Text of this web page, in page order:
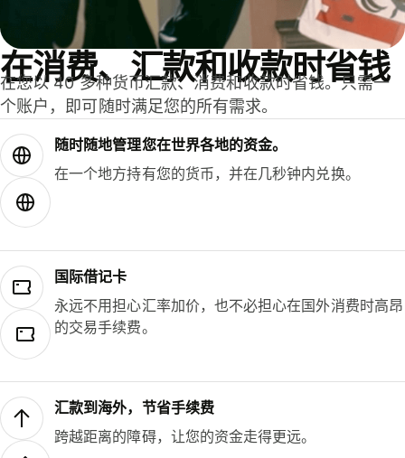
在消费、汇款和收款时省钱
在您以 40 多种货币汇款、消费和收款时省钱。只需一
个账户，即可随时满足您的所有需求。
随时随地管理您在世界各地的资金。
在一个地方持有您的货币，并在几秒钟内兑换。
国际借记卡
永远不用担心汇率加价，也不必担心在国外消费时高昂
的交易手续费。
汇款到海外，节省手续费
跨越距离的障碍，让您的资金走得更远。